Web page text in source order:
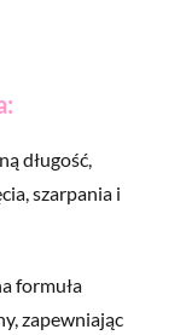
długość,
szarpania i
formuła
zapewniając